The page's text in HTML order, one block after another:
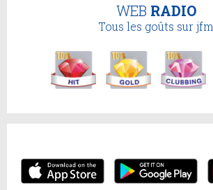
WEB RADIO
Tous les goûts sur jfm